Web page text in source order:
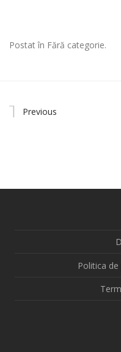
Postat în Fără categorie.
Previous
Politica